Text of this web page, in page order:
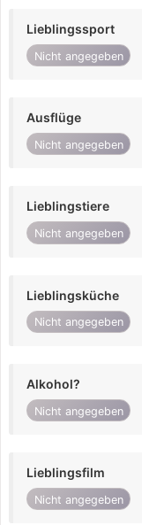
Lieblingssport
Nicht angegeben
Ausflüge
Nicht angegeben
Lieblingstiere
Nicht angegeben
Lieblingsküche
Nicht angegeben
Alkohol?
Nicht angegeben
Lieblingsfilm
Nicht angegeben